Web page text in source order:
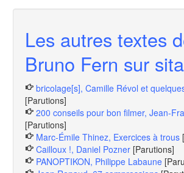
Les autres textes
Bruno Fern sur
bricolage[s], Camille Révol et
[Parutions]
200 conseils pour bon filmer, Jean-
[Parutions]
Marc-Émile Thinez, Exercices à trous
Cailloux !, Daniel Pozner [Parutions]
PANOPTIKON, Philippe Labaune